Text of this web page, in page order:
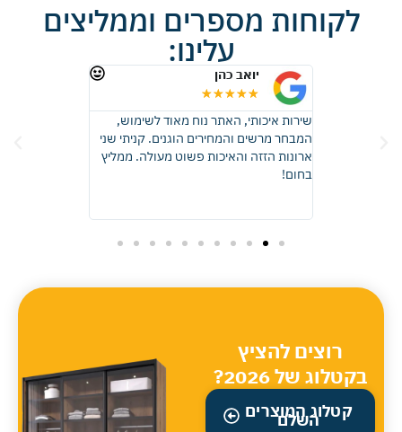
לקוחות מספרים וממליצים
עלינו:
יואב כהן
★
★
★
★
★
שירות איכותי, האתר נוח מאוד לשימוש,
המבחר מרשים והמחירים הוגנים. קניתי שני
ארונות הזזה והאיכות פשוט מעולה. ממליץ
בחום!
רוצים להציץ
בקטלוג של 2026?
קטלוג המוצרים
השלם